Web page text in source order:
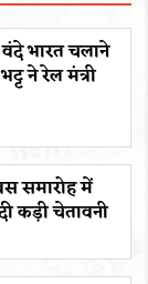
भारत चलाने
ने रेल मंत्री
समारोह में
कड़ी चेतावनी